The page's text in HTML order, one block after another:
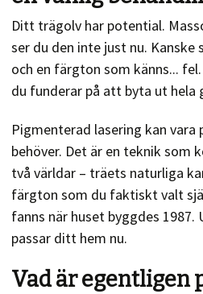
Ditt trägolv har potential.
ser du den inte just nu. Kanske
och en färgton som känns...
du funderar på att byta ut hela
Pigmenterad lasering kan
behöver. Det är en teknik som
två världar – träets naturliga
färgton som du faktiskt valt
fanns när huset byggdes 1987.
passar ditt hem nu.
Vad är egentligen